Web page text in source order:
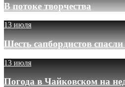
В потоке творчества
13 июля
Шесть сапбордистов
13 июля
Погода в Чайковском на